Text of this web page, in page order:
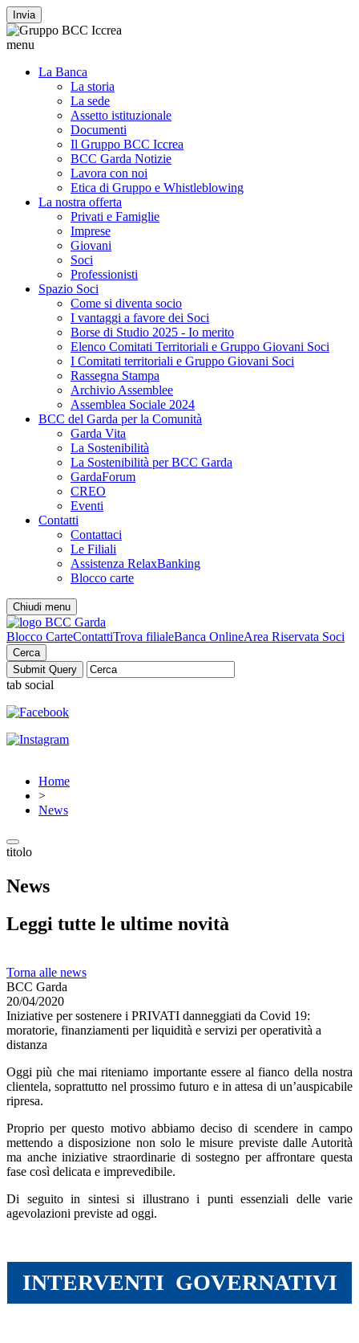
Invia
menu
La Banca
La storia
La sede
Assetto istituzionale
Documenti
Il Gruppo BCC Iccrea
BCC Garda Notizie
Lavora con noi
Etica di Gruppo e Whistleblowing
La nostra offerta
Privati e Famiglie
Imprese
Giovani
Soci
Professionisti
Spazio Soci
Come si diventa socio
I vantaggi a favore dei Soci
Borse di Studio 2025 - Io merito
Elenco Comitati Territoriali e Gruppo Giovani Soci
I Comitati territoriali e Gruppo Giovani Soci
Rassegna Stampa
Archivio Assemblee
Assemblea Sociale 2024
BCC del Garda per la Comunità
Garda Vita
La Sostenibilità
La Sostenibilità per BCC Garda
GardaForum
CREO
Eventi
Contatti
Contattaci
Le Filiali
Assistenza RelaxBanking
Blocco carte
Chiudi menu
Blocco CarteContattiTrova filialeBanca OnlineArea Riservata Soci
Cerca
tab social
Home
>
News
titolo
News
Leggi tutte le ultime novità
Torna alle news
BCC Garda
20/04/2020
Iniziative per sostenere i PRIVATI danneggiati da Covid 19:
moratorie, finanziamenti per liquidità e servizi per operatività a
distanza
Oggi più che mai riteniamo importante essere al fianco della nostra
clientela, soprattutto nel prossimo futuro e in attesa di un’auspicabile
ripresa.
Proprio per questo motivo abbiamo deciso di scendere in campo
mettendo a disposizione non solo le misure previste dalle Autorità
ma anche iniziative straordinarie di sostegno per affrontare questa
fase così delicata e imprevedibile.
Di seguito in sintesi si illustrano i punti essenziali delle varie
agevolazioni previste ad oggi.
INTERVENTI GOVERNATIVI